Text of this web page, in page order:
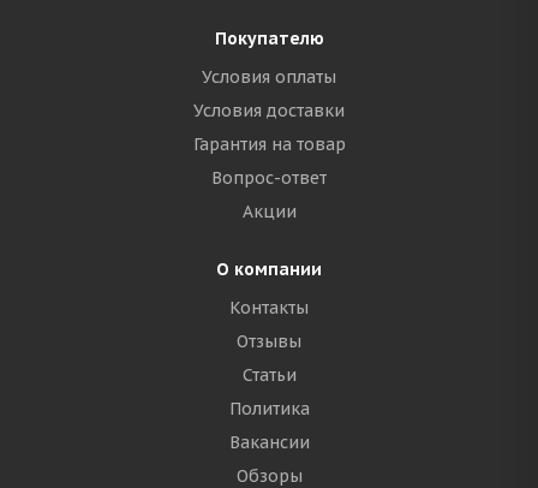
Покупателю
Условия оплаты
Условия доставки
Гарантия на товар
Вопрос-ответ
Акции
О компании
Контакты
Отзывы
Статьи
Политика
Вакансии
Обзоры